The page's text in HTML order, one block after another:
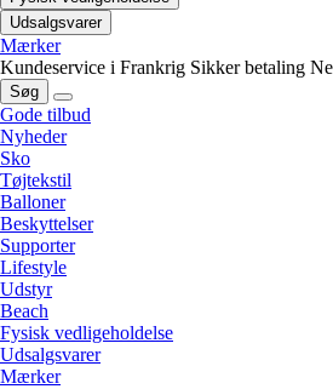
Udsalgsvarer
Mærker
Kundeservice i Frankrig Sikker betaling
Søg
Gode tilbud
Nyheder
Sko
Tøjtekstil
Balloner
Beskyttelser
Supporter
Lifestyle
Udstyr
Beach
Fysisk vedligeholdelse
Udsalgsvarer
Mærker